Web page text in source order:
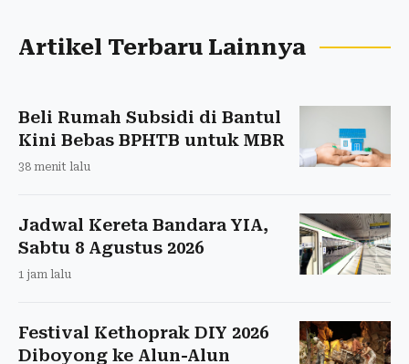
Artikel Terbaru Lainnya
Beli Rumah Subsidi di Bantul
Kini Bebas BPHTB untuk MBR
38 menit lalu
Jadwal Kereta Bandara YIA,
Sabtu 8 Agustus 2026
1 jam lalu
Festival Kethoprak DIY 2026
Diboyong ke Alun-Alun